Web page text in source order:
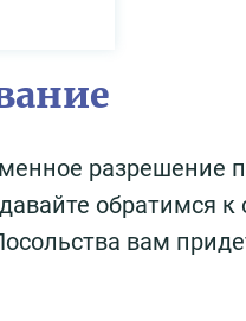
разрешение
обратимся к
вам